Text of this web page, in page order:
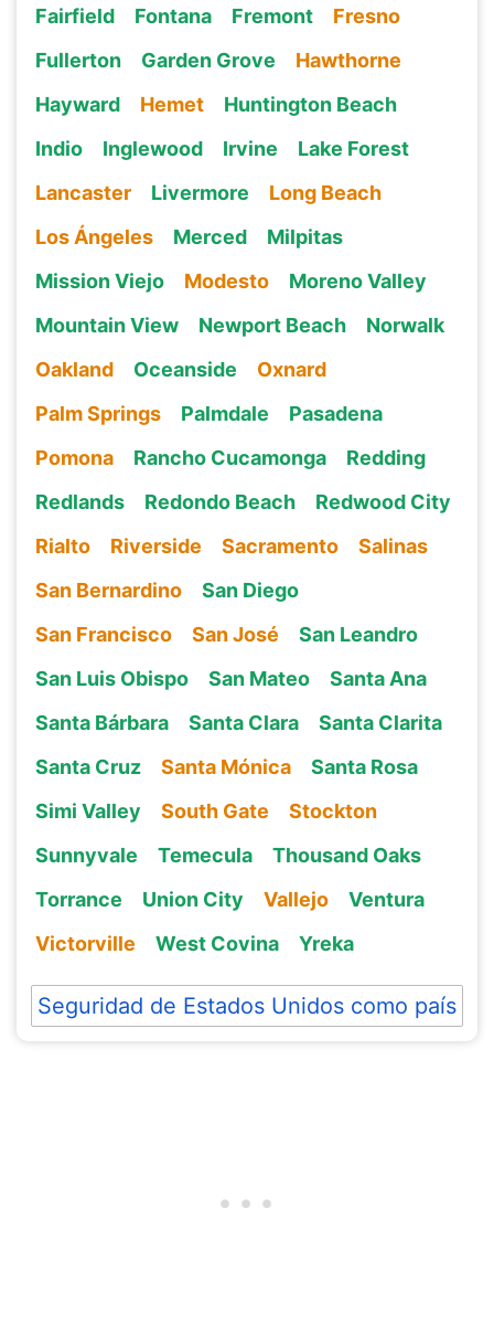
Fairfield
Fontana Fremont
Fresno
Fullerton
Garden Grove
Hawthorne
Hayward
Hemet
Huntington Beach
Indio
Inglewood Irvine
Lake Forest
Lancaster
Livermore
Long Beach
Los Ángeles
Merced
Milpitas
Mission Viejo
Modesto
Moreno Valley
Mountain View
Newport Beach
Norwalk
Oakland
Oceanside
Oxnard
Palm Springs
Palmdale
Pasadena
Pomona
Rancho Cucamonga
Redding
Redlands
Redondo Beach
Redwood City
Rialto
Riverside Sacramento
Salinas
San Bernardino
San Diego
San Francisco
San José
San Leandro
San Luis Obispo
San Mateo
Santa Ana
Santa Bárbara
Santa Clara
Santa Clarita
Santa Cruz
Santa Mónica
Santa Rosa
Simi Valley
South Gate
Stockton
Sunnyvale
Temecula
Thousand Oaks
Torrance
Union City Vallejo
Ventura
Victorville
West Covina Yreka
Seguridad de Estados Unidos como país